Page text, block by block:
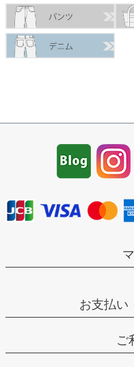
お支払い
ご